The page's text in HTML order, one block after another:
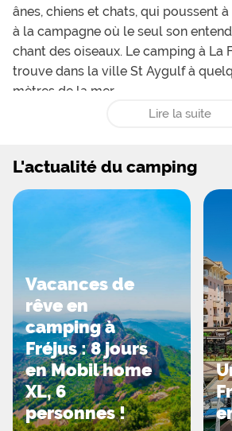
ânes, chiens et chats, qui poussent
à la campagne où le seul son
chant des oiseaux. Le camping à La
trouve dans la ville St Aygulf à
mètres de la mer.
Lire la suite
L'actualité du camping
Vacances de
rêve en
camping à
Fréjus : 8 jours
en Mobil home
XL, 6
personnes !